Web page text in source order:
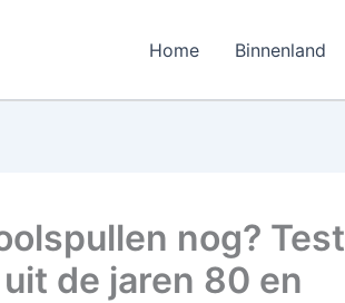
Home Binnenland
nog? Test
de jaren 80 en